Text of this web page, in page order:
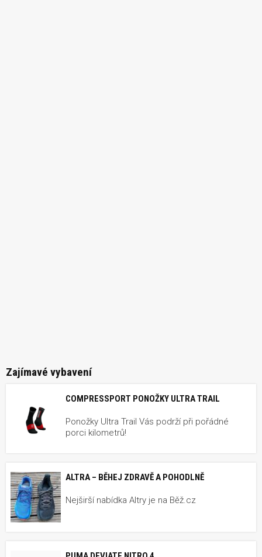
Zajímavé vybavení
COMPRESSPORT PONOŽKY ULTRA TRAIL
Ponožky Ultra Trail Vás podrží při pořádné
porci kilometrů!
ALTRA – BĚHEJ ZDRAVĚ A POHODLNĚ
Nejširší nabídka Altry je na Běž.cz